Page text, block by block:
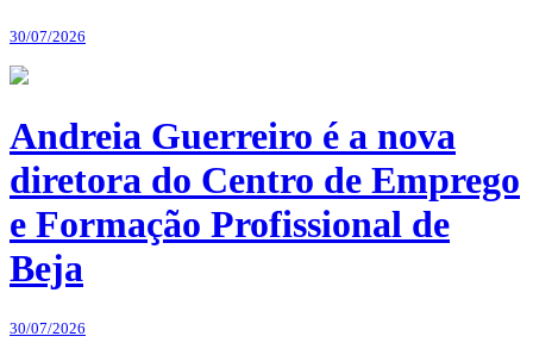
30/07/2026
Andreia Guerreiro é a nova
diretora do Centro de Emprego
e Formação Profissional de
Beja
30/07/2026